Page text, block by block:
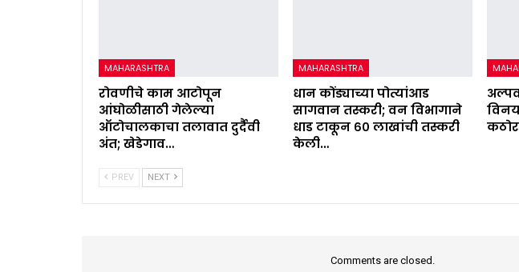
MAHARASHTRA
रोवणीचे काम आटोपून
आंघोळीसाठी गेलेल्या
ऑटोचालकाचा तलावात दुर्दैवी
अंत; खेडेगाव…
MAHARASHTRA
धान कोंड्याच्या पोत्यांआड
सागवान तस्करी; वन विभागाने
धाड टाकून ६० लाखांची तस्करी
केली…
PREV NEXT
Comments are closed.